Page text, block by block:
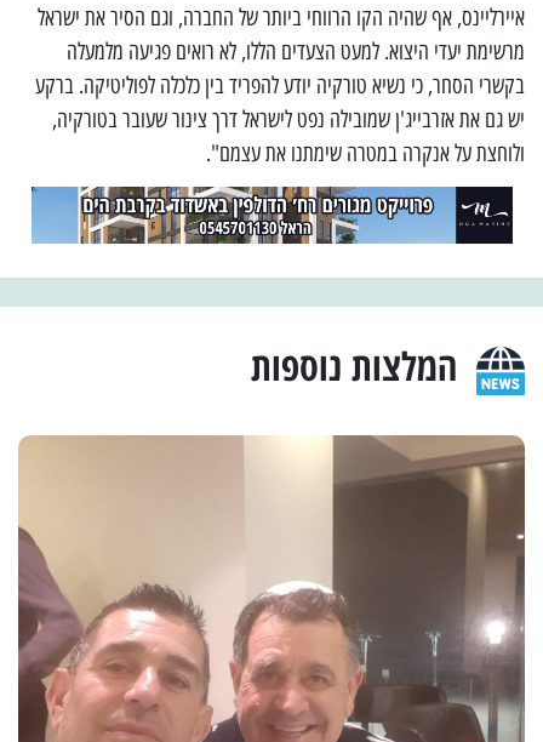
איירליינס, אף שהיה הקו הרווחי ביותר של החברה, וגם הסיר את ישראל
מרשימת יעדי היצוא. למעט הצעדים הללו, לא רואים פגיעה מלמעלה
בקשרי הסחר, כי נשיא טורקיה יודע להפריד בין כלכלה לפוליטיקה. ברקע
יש גם את אזרבייג'ן שמובילה נפט לישראל דרך צינור שעובר בטורקיה,
ולוחצת על אנקרה במטרה שימתנו את עצמם".
המלצות נוספות